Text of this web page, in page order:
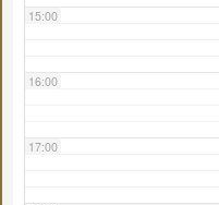
15:00
16:00
17:00